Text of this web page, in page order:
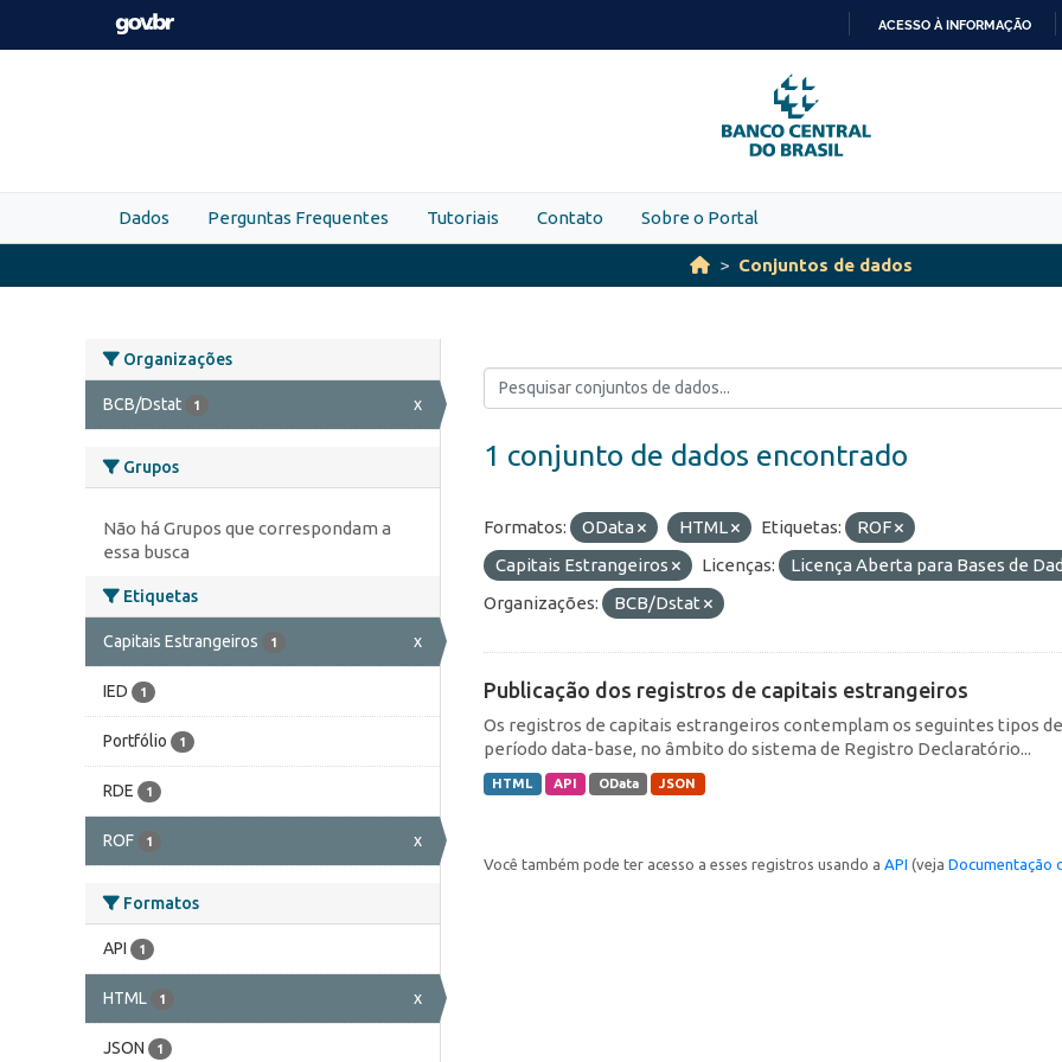
Skip to main content
PARA
O
CONTEÚDO
ACESSO À INFORMAÇÃO
Dados Perguntas Frequentes Tutoriais Contato Sobre o Portal
Conjuntos de dados
Organizações
BCB/Dstat 1 x
Grupos
Não há Grupos que correspondam a
essa busca
Etiquetas
Capitais Estrangeiros 1 x
IED 1
Portfólio 1
RDE 1
ROF 1 x
Formatos
API 1
HTML 1 x
JSON 1
1 conjunto de dados encontrado
Formatos: OData HTML Etiquetas:
ROF
Capitais Estrangeiros
Licenças:
Licença Aberta para Bases de
Organizações:
BCB/Dstat
Publicação dos registros de capitais estrangeiros
Os registros de capitais estrangeiros contemplam os seguintes tipos
período data-base, no âmbito do sistema de Registro Declaratório...
HTML API OData JSON
Você também pode ter acesso a esses registros usando a API (veja Documentação